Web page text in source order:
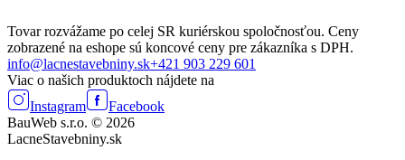
Tovar rozvážame po celej SR kuriérskou spoločnosťou. Ceny
zobrazené na eshope sú koncové ceny pre zákazníka s DPH.
info@lacnestavebniny.sk+421 903 229 601
Viac o našich produktoch nájdete na
Instagram
Facebook
BauWeb s.r.o. © 2026
LacneStavebniny.sk